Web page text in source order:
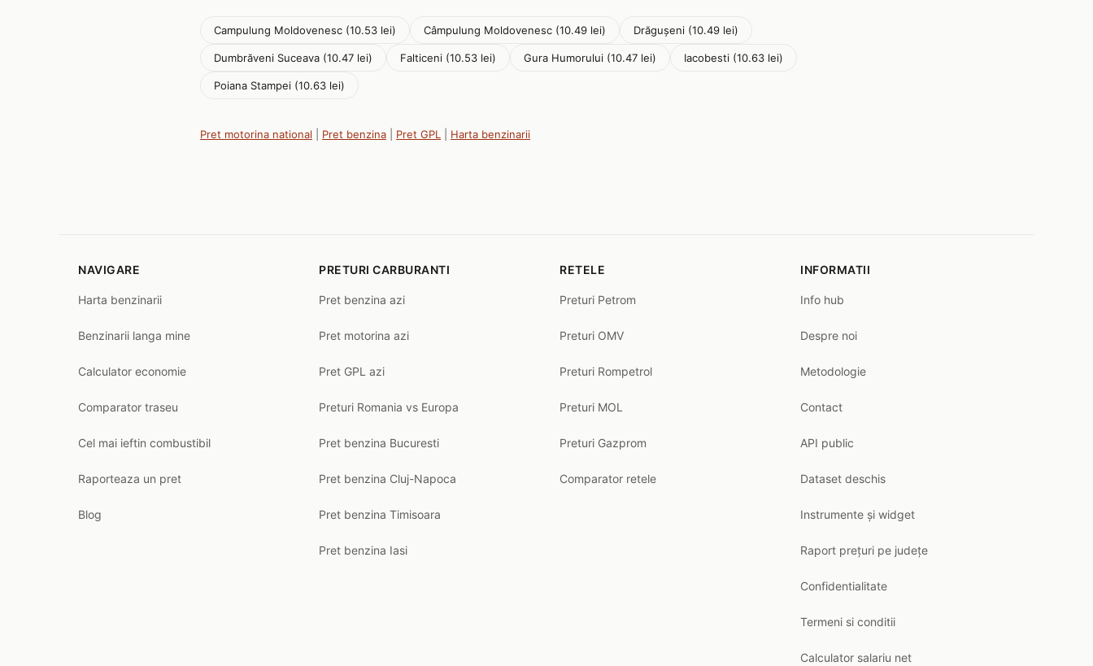
Campulung Moldovenesc (10.53 lei) Câmpulung Moldovenesc (10.49 lei) Drăguşeni (10.49 lei)
Dumbrăveni Suceava (10.47 lei) Falticeni (10.53 lei) Gura Humorului (10.47 lei) Iacobesti (10.63 lei)
Poiana Stampei (10.63 lei)
Pret motorina national Pret benzina Pret GPL Harta benzinarii
NAVIGARE
Harta benzinarii
Benzinarii langa mine
Calculator economie
Comparator traseu
Cel mai ieftin combustibil
Raporteaza un pret
Blog
PRETURI CARBURANTI
Pret benzina azi
Pret motorina azi
Pret GPL azi
Preturi Romania vs Europa
Pret benzina Bucuresti
Pret benzina Cluj-Napoca
Pret benzina Timisoara
Pret benzina Iasi
RETELE
Preturi Petrom
Preturi OMV
Preturi Rompetrol
Preturi MOL
Preturi Gazprom
Comparator retele
INFORMATII
Info hub
Despre noi
Metodologie
Contact
API public
Dataset deschis
Instrumente și widget
Raport prețuri pe județe
Confidentialitate
Termeni si conditii
Calculator salariu net